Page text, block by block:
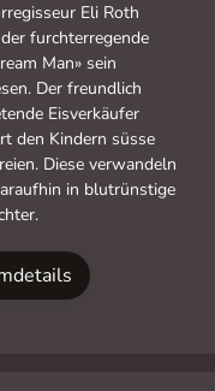
Eli Roth
furchterregende
Man» sein
Der freundlich
Eisverkäufer
den Kindern süsse
Diese verwandeln
in blutrünstige